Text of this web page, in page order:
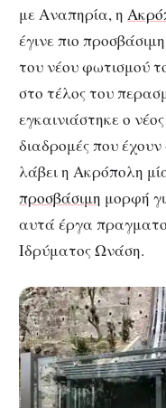
με Αναπηρία, η
έγινε πιο
του νέου φωτισμού
στο τέλος του
εγκαινιάστηκε ο
διαδρομές που έχουν
λάβει η Ακρόπολη
προσβάσιμη μορφή
αυτά έργα
Ιδρύματος Ωνάση.